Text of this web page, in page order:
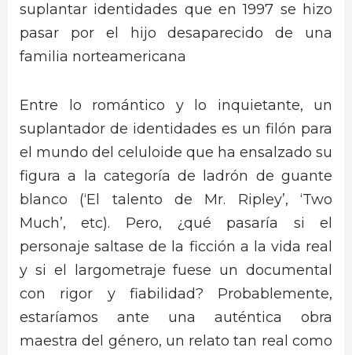
suplantar identidades que en 1997 se hizo
pasar por el hijo desaparecido de una
familia norteamericana
Entre lo romántico y lo inquietante, un
suplantador de identidades es un filón para
el mundo del celuloide que ha ensalzado su
figura a la categoría de ladrón de guante
blanco (‘El talento de Mr. Ripley’, ‘Two
Much’, etc). Pero, ¿qué pasaría si el
personaje saltase de la ficción a la vida real
y si el largometraje fuese un documental
con rigor y fiabilidad? Probablemente,
estaríamos ante una auténtica obra
maestra del género, un relato tan real como